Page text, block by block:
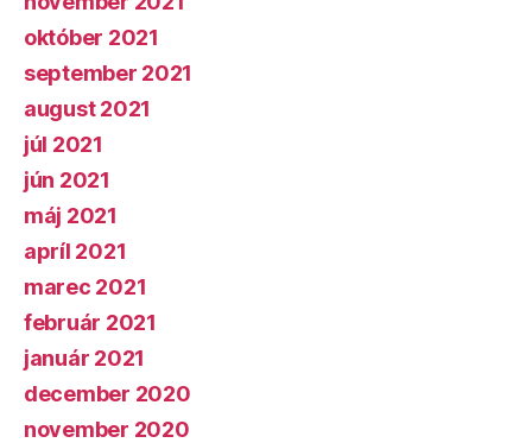
október 2021
september 2021
august 2021
júl 2021
jún 2021
máj 2021
apríl 2021
marec 2021
február 2021
január 2021
december 2020
november 2020